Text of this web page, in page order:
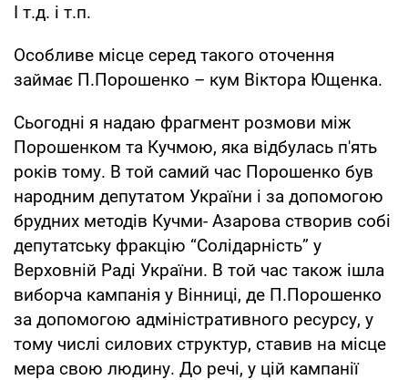
І т.д. і т.п.
Особливе місце серед такого оточення
займає П.Порошенко – кум Віктора Ющенка.
Сьогодні я надаю фрагмент розмови між
Порошенком та Кучмою, яка відбулась п'ять
років тому. В той самий час Порошенко був
народним депутатом України і за допомогою
брудних методів Кучми- Азарова створив собі
депутатську фракцію “Солідарність” у
Верховній Раді України. В той час також ішла
виборча кампанія у Вінниці, де П.Порошенко
за допомогою адміністративного ресурсу, у
тому числі силових структур, ставив на місце
мера свою людину. До речі, у цій кампанії